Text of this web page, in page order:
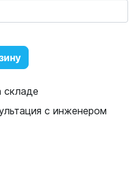
складе
с инженером